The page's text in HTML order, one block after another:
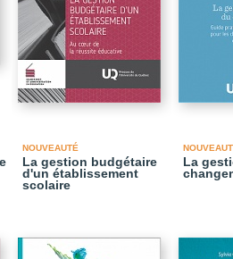
NOUVEAUTÉ
La gestion budgétaire
d'un établissement
scolaire
La